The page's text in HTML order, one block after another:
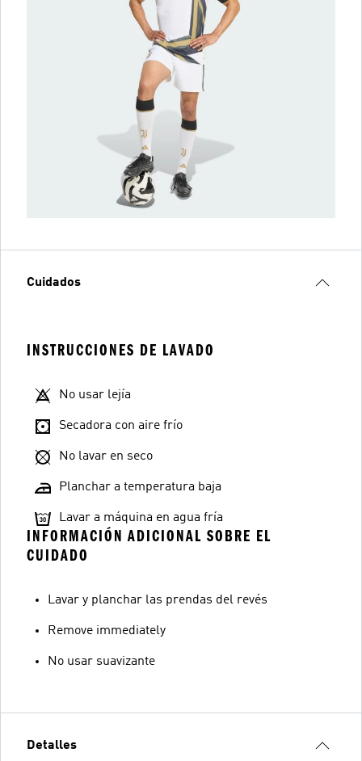
Cuidados
INSTRUCCIONES DE LAVADO
No usar lejía
Secadora con aire frío
No lavar en seco
Planchar a temperatura baja
Lavar a máquina en agua fría
INFORMACIÓN ADICIONAL SOBRE EL
CUIDADO
Lavar y planchar las prendas del revés
Remove immediately
No usar suavizante
Detalles